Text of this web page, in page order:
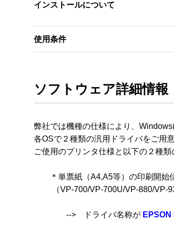
インストールについて
使用条件
ソフトウェア詳細情報
弊社では機種の仕様により、
各OSで２種類の汎用ドライバをご用
ご使用のプリンタ仕様と以下の２種
＊単票紙（A4,A5等）の印刷開始
（VP-700/VP-700U/VP-880/VP-
-->　ドライバ名称が